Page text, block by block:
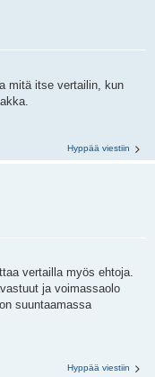
mitä itse vertailin, kun
Hyppää viestiin
vertailla myös ehtoja.
ja voimassaolo
suuntaamassa
Hyppää viestiin